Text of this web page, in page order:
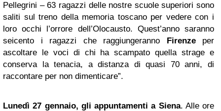
Pellegrini – 63 ragazzi delle nostre scuole superiori sono
saliti sul treno della memoria toscano per vedere con i
loro occhi l’orrore dell’Olocausto. Quest’anno saranno
seicento i ragazzi che raggiungeranno Firenzeper
ascoltare le voci di chi ha scampato quella strage e
conserva la tenacia, a distanza di quasi 70 anni, di
raccontare per non dimenticare”.
Lunedì 27 gennaio, gli appuntamenti a Siena. Alle ore